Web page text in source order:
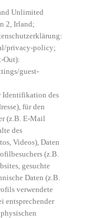
Unlimited
2, Irland;
privacy-policy;
Out):
guest-
Identifikation des
für den
(z.B. E-Mail
des
Videos), Daten
(z.B.
gesuchte
Daten (z.B.
verwendete
entsprechender